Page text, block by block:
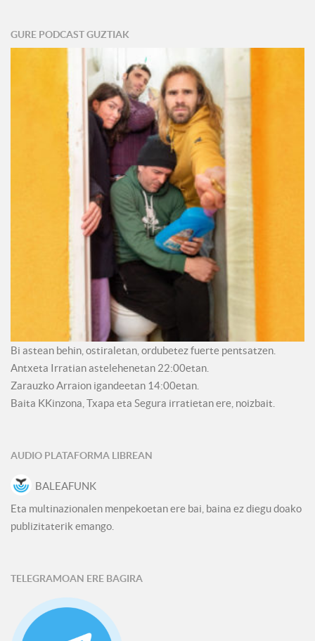
GURE PODCAST GUZTIAK
Bi astean behin, ostiraletan, ordubetez fuerte pentsatzen.
Antxeta Irratian astelehenetan 22:00etan.
Zarauzko Arraion igandeetan 14:00etan.
Baita KKinzona, Txapa eta Segura irratietan ere, noizbait.
AUDIO PLATAFORMA LIBREAN
BALEAFUNK
Eta multinazionalen menpekoetan ere bai, baina ez diegu doako
publizitaterik emango.
TELEGRAMOAN ERE BAGIRA